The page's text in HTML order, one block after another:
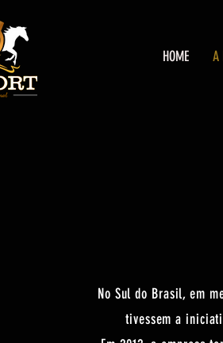
HOME A
No Sul do Brasil, em
tivessem a